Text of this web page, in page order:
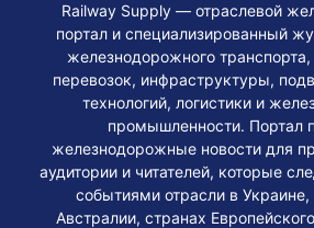
Railway Supply — отраслевой
портал и специализированный
железнодорожного
перевозок, инфраструктуры,
технологий, логистики и
промышленности. Портал
железнодорожные новости для
аудитории и читателей, которые
событиями отрасли в
Австралии, странах